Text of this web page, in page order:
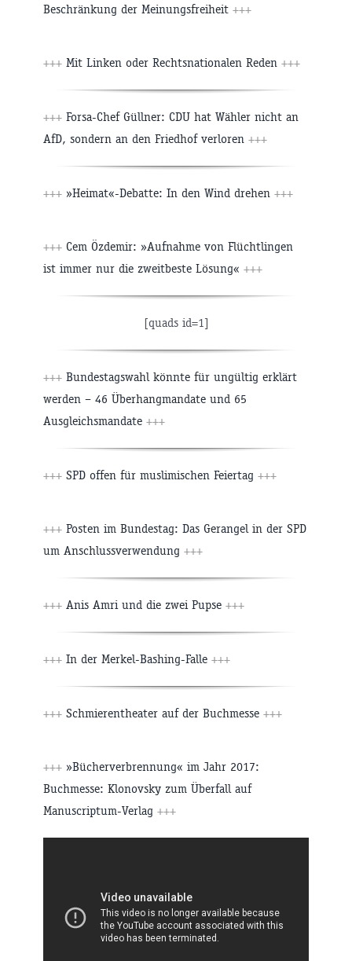
Beschränkung der Meinungsfreiheit +++
+++ Mit Linken oder Rechtsnationalen Reden +++
+++ Forsa-Chef Güllner: CDU hat Wähler nicht an
AfD, sondern an den Friedhof verloren +++
+++ »Heimat«-Debatte: In den Wind drehen +++
+++ Cem Özdemir: »Aufnahme von Flüchtlingen
ist immer nur die zweitbeste Lösung« +++
[quads id=1]
+++ Bundestagswahl könnte für ungültig erklärt
werden – 46 Überhangmandate und 65
Ausgleichsmandate +++
+++ SPD offen für muslimischen Feiertag +++
+++ Posten im Bundestag: Das Gerangel in der SPD
um Anschlussverwendung +++
+++ Anis Amri und die zwei Pupse +++
+++ In der Merkel-Bashing-Falle +++
+++ Schmierentheater auf der Buchmesse +++
+++ »Bücherverbrennung« im Jahr 2017:
Buchmesse: Klonovsky zum Überfall auf
Manuscriptum-Verlag +++